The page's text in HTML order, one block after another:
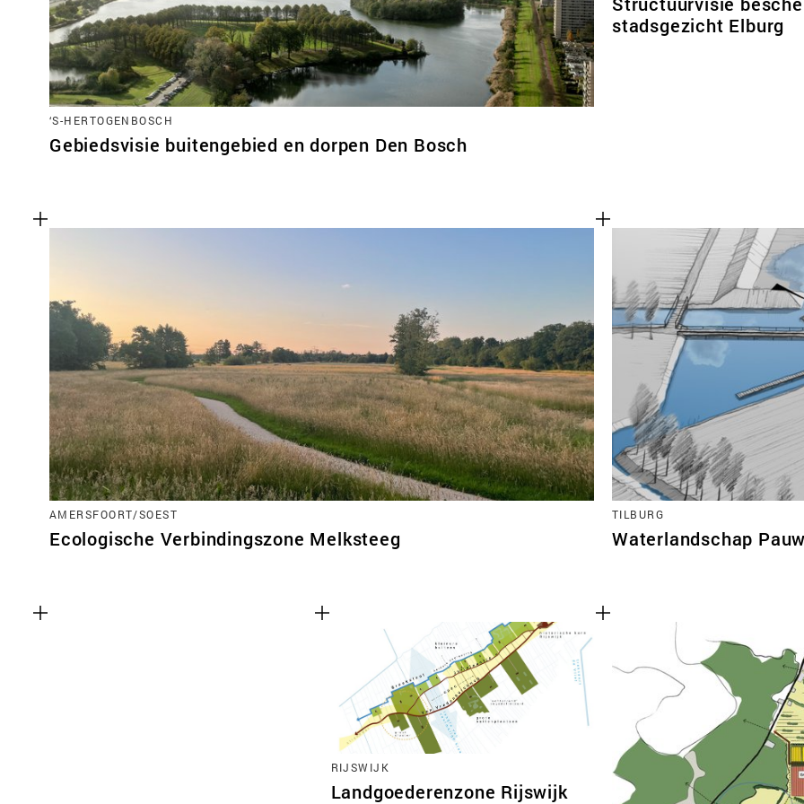
‘S-HERTOGENBOSCH
Gebiedsvisie buitengebied en dorpen Den Bosch
stadsgezicht Elburg
AMERSFOORT/SOEST
Ecologische Verbindingszone Melksteeg
TILBURG
Waterlandschap
RIJSWIJK
Landgoederenzone Rijswijk